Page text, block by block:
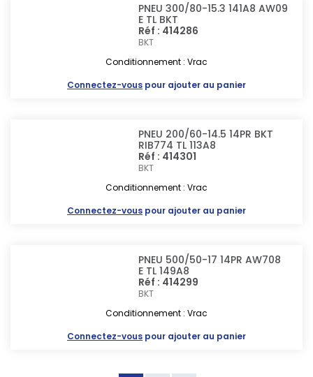
PNEU 300/80-15.3 141A8 AW09
E TL BKT
Réf : 414286
BKT
Conditionnement : Vrac
Connectez-vous pour ajouter au panier
PNEU 200/60-14.5 14PR BKT
RIB774 TL 113A8
Réf : 414301
BKT
Conditionnement : Vrac
Connectez-vous pour ajouter au panier
PNEU 500/50-17 14PR AW708
E TL 149A8
Réf : 414299
BKT
Conditionnement : Vrac
Connectez-vous pour ajouter au panier